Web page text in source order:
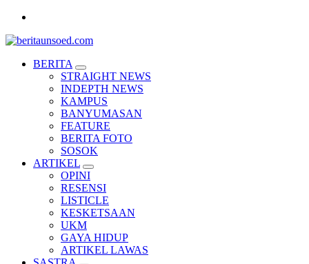
Pemandu Wawasan Almamater
BERITA
STRAIGHT NEWS
INDEPTH NEWS
KAMPUS
BANYUMASAN
FEATURE
BERITA FOTO
SOSOK
ARTIKEL
OPINI
RESENSI
LISTICLE
KESKETSAAN
UKM
GAYA HIDUP
ARTIKEL LAWAS